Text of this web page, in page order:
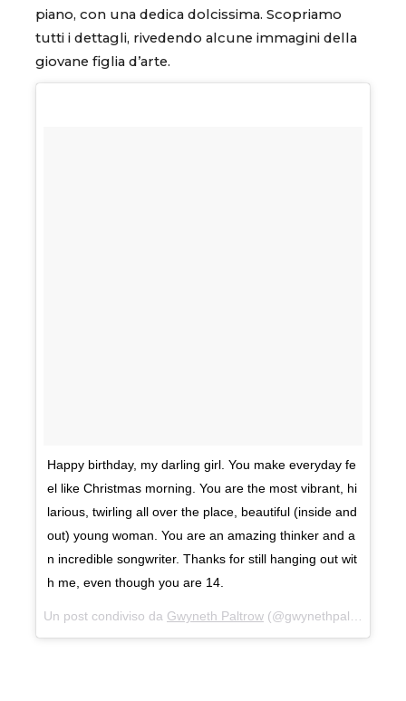
piano, con una dedica dolcissima. Scopriamo
tutti i dettagli, rivedendo alcune immagini della
giovane figlia d’arte.
Happy birthday, my darling girl. You make everyday fe
el like Christmas morning. You are the most vibrant, hi
larious, twirling all over the place, beautiful (inside and
out) young woman. You are an amazing thinker and a
n incredible songwriter. Thanks for still hanging out wit
h me, even though you are 14.
Un post condiviso da Gwyneth Paltrow (@gwynethpaltrow) in data: